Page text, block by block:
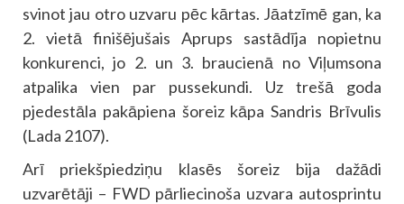
svinot jau otro uzvaru pēc kārtas. Jāatzīmē gan, ka
2. vietā finišējušais Aprups sastādīja nopietnu
konkurenci, jo 2. un 3. braucienā no Viļumsona
atpalika vien par pussekundi. Uz trešā goda
pjedestāla pakāpiena šoreiz kāpa Sandris Brīvulis
(Lada 2107).
Arī priekšpiedziņu klasēs šoreiz bija dažādi
uzvarētāji – FWD pārliecinoša uzvara autosprintu